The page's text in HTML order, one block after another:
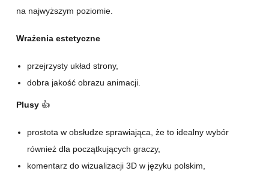
na najwyższym poziomie.
Wrażenia estetyczne
przejrzysty układ strony,
dobra jakość obrazu animacji.
Plusy 👍
prostota w obsłudze sprawiająca, że to idealny wybór
również dla początkujących graczy,
komentarz do wizualizacji 3D w języku polskim,